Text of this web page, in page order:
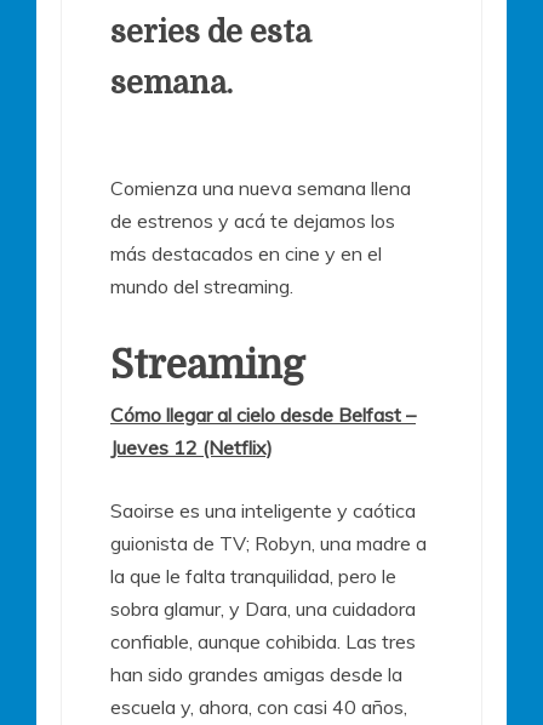
series de esta
semana.
Comienza una nueva semana llena
de estrenos y acá te dejamos los
más destacados en cine y en el
mundo del streaming.
Streaming
Cómo llegar al cielo desde Belfast –
Jueves 12 (Netflix)
Saoirse es una inteligente y caótica
guionista de TV; Robyn, una madre a
la que le falta tranquilidad, pero le
sobra glamur, y Dara, una cuidadora
confiable, aunque cohibida. Las tres
han sido grandes amigas desde la
escuela y, ahora, con casi 40 años,